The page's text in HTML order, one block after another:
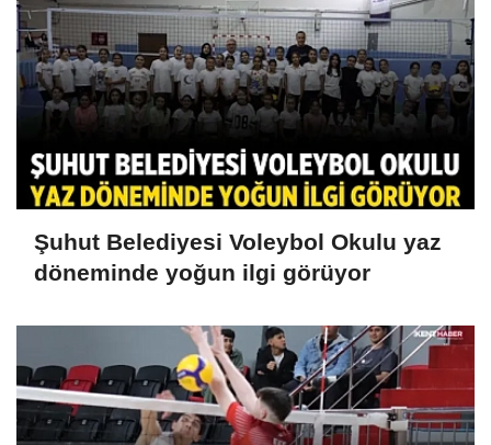
Şuhut Belediyesi Voleybol Okulu yaz
döneminde yoğun ilgi görüyor